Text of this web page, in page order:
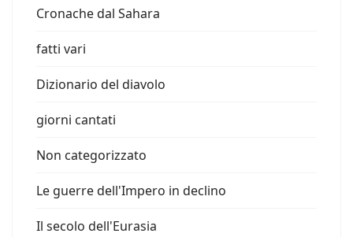
Cronache dal Sahara
fatti vari
Dizionario del diavolo
giorni cantati
Non categorizzato
Le guerre dell'Impero in declino
Il secolo dell'Eurasia